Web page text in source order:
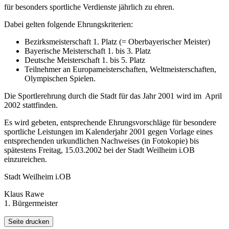
für besonders sportliche Verdienste jährlich zu ehren.
Dabei gelten folgende Ehrungskriterien:
Bezirksmeisterschaft 1. Platz (= Oberbayerischer Meister)
Bayerische Meisterschaft 1. bis 3. Platz
Deutsche Meisterschaft 1. bis 5. Platz
Teilnehmer an Europameisterschaften, Weltmeisterschaften,
Olympischen Spielen.
Die Sportlerehrung durch die Stadt für das Jahr 2001 wird im April
2002 stattfinden.
Es wird gebeten, entsprechende Ehrungsvorschläge für besondere
sportliche Leistungen im Kalenderjahr 2001 gegen Vorlage eines
entsprechenden urkundlichen Nachweises (in Fotokopie) bis
spätestens Freitag, 15.03.2002 bei der Stadt Weilheim i.OB
einzureichen.
Stadt Weilheim i.OB
Klaus Rawe
1. Bürgermeister
Seite drucken